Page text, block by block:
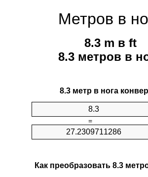
Метров в
8.3 m в ft
8.3 метров в
8.3 метр в нога
=
Как преобразовать 8.3